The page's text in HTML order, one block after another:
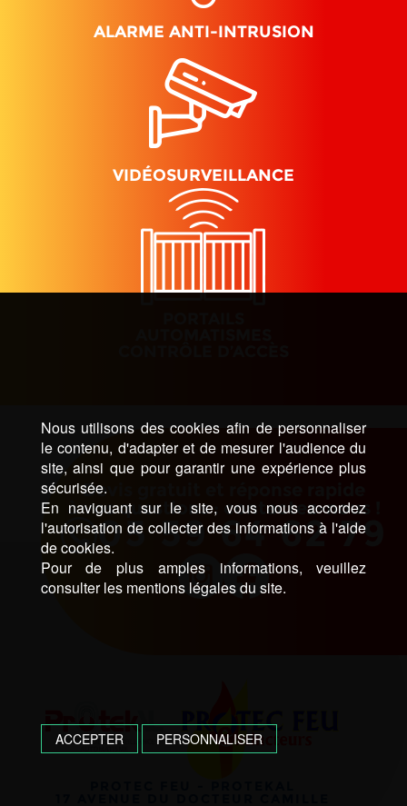
ALARME ANTI-INTRUSION
VIDÉOSURVEILLANCE
Devis gratuit et réponse rapide
à vos questions : contactez-nous !
05 59 64 62 79
Nous utilisons des cookies afin de personnaliser
le contenu, d'adapter et de mesurer l'audience du
site, ainsi que pour garantir une expérience plus
sécurisée.
En naviguant sur le site, vous nous accordez
l'autorisation de collecter des informations à l'aide
de cookies.
Pour de plus amples informations, veuillez
consulter les mentions légales du site.
ACCEPTER PERSONNALISER